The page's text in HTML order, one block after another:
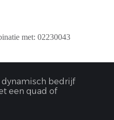
met: 02230043
dynamisch bedrijf
een quad of